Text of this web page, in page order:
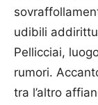
udibili
Pellicciai,
rumori.
tra l’altro